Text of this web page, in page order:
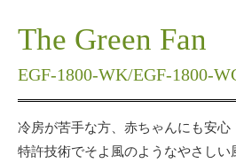
The Green Fan
EGF-1800-WK/EGF-1800-
冷房が苦手な方、赤ちゃんにも安心
特許技術でそよ風のようなやさし